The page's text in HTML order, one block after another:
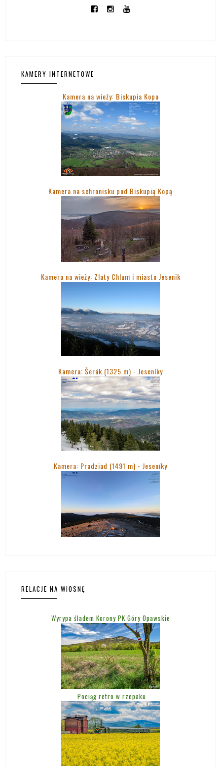
KAMERY INTERNETOWE
Kamera na wieży: Biskupia Kopa
Kamera na schronisku pod Biskupią Kopą
Kamera na wieży: Zlaty Chlum i miasto Jesenik
Kamera: Šerák (1325 m) - Jeseníky
Kamera: Pradziad (1491 m) - Jeseníky
RELACJE NA WIOSNĘ
Wyrypa śladem Korony PK Góry Opawskie
Pociąg retro w rzepaku